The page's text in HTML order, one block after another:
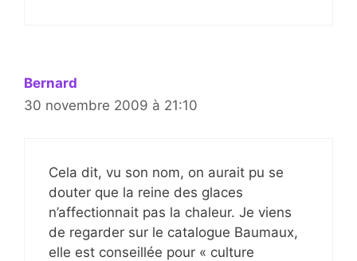
Bernard
30 novembre 2009 à 21:10
Cela dit, vu son nom, on aurait pu se
douter que la reine des glaces
n’affectionnait pas la chaleur. Je viens
de regarder sur le catalogue Baumaux,
elle est conseillée pour « culture